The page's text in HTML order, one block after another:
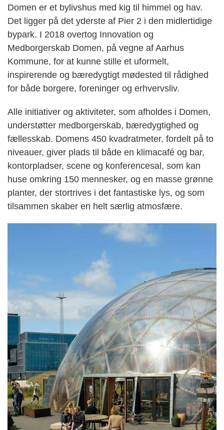
Domen er et bylivshus med kig til himmel og hav.
Det ligger på det yderste af Pier 2 i den midlertidige
bypark. I 2018 overtog Innovation og
Medborgerskab Domen, på vegne af Aarhus
Kommune, for at kunne stille et uformelt,
inspirerende og bæredygtigt mødested til rådighed
for både borgere, foreninger og erhvervsliv.
Alle initiativer og aktiviteter, som afholdes i Domen,
understøtter medborgerskab, bæredygtighed og
fællesskab. Domens 450 kvadratmeter, fordelt på to
niveauer, giver plads til både en klimacafé og bar,
kontorpladser, scene og konferencesal, som kan
huse omkring 150 mennesker, og en masse grønne
planter, der stortrives i det fantastiske lys, og som
tilsammen skaber en helt særlig atmosfære.